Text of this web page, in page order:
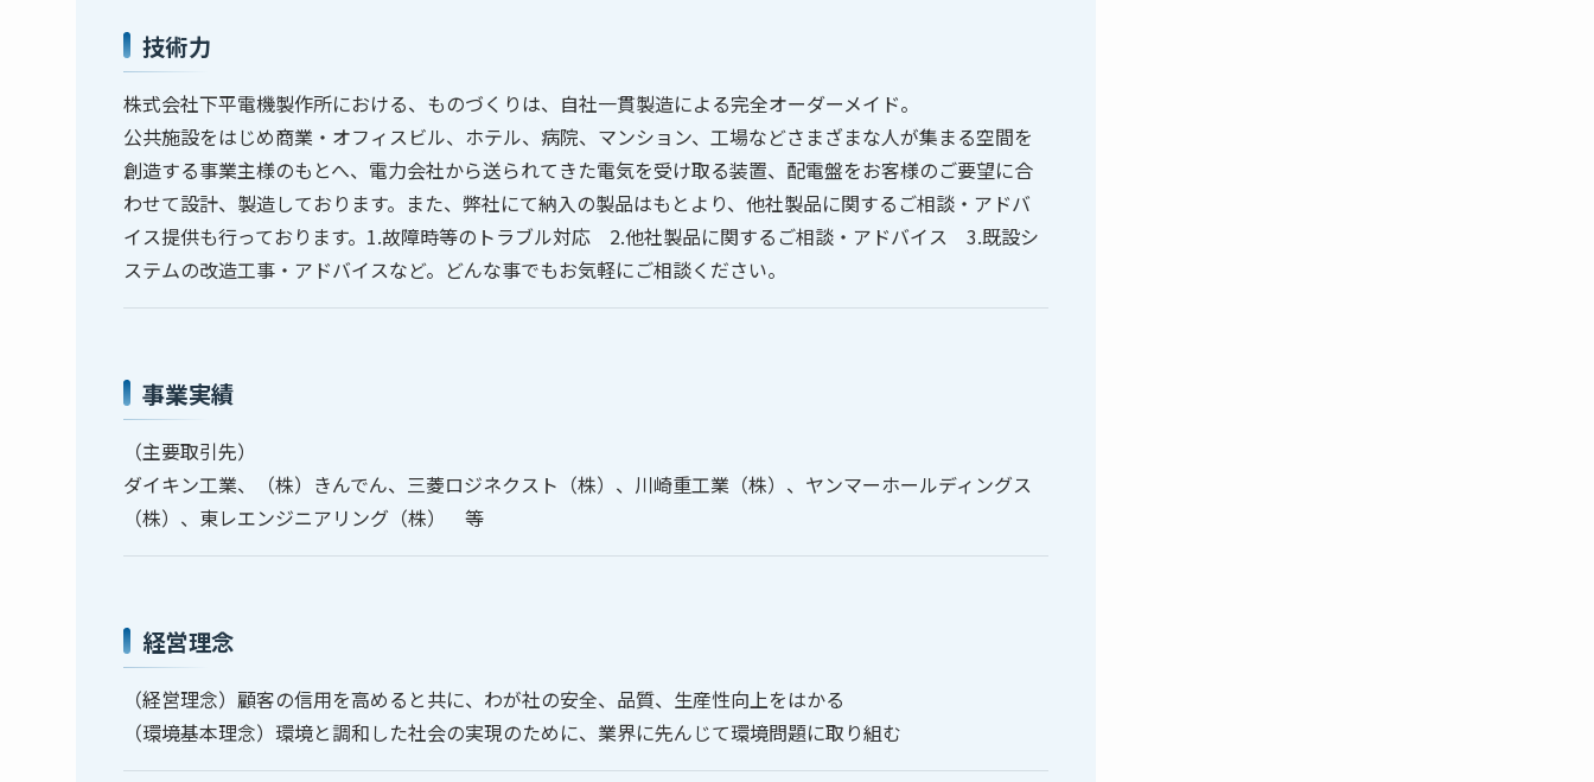
技術力
株式会社下平電機製作所における、ものづくりは、自社一貫製造による完全オーダーメイド。
公共施設をはじめ商業・オフィスビル、ホテル、病院、マンション、工場などさまざまな人が集まる空間を
創造する事業主様のもとへ、電力会社から送られてきた電気を受け取る装置、配電盤をお客様のご要望に合
わせて設計、製造しております。また、弊社にて納入の製品はもとより、他社製品に関するご相談・アドバ
イス提供も行っております。1.故障時等のトラブル対応 2.他社製品に関するご相談・アドバイス 3.既設シ
ステムの改造工事・アドバイスなど。どんな事でもお気軽にご相談ください。
事業実績
（主要取引先）
ダイキン工業、（株）きんでん、三菱ロジネクスト（株）、川崎重工業（株）、ヤンマーホールディングス
（株）、東レエンジニアリング（株） 等
経営理念
（経営理念）顧客の信用を高めると共に、わが社の安全、品質、生産性向上をはかる
（環境基本理念）環境と調和した社会の実現のために、業界に先んじて環境問題に取り組む